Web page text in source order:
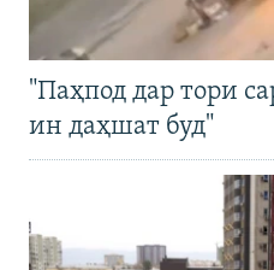
"Паҳпод дар тори
ин даҳшат буд"